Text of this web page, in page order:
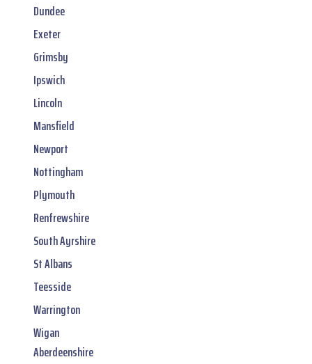
Dundee
Exeter
Grimsby
Ipswich
Lincoln
Mansfield
Newport
Nottingham
Plymouth
Renfrewshire
South Ayrshire
St Albans
Teesside
Warrington
Wigan
Aberdeenshire